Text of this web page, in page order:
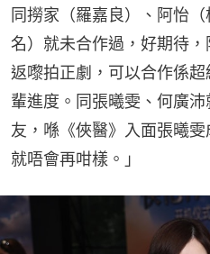
同撈家（羅嘉良）、阿怡
名）就未合作過，好期待
返嚟拍正劇，可以合作係
輩進度。同張曦雯、何廣
友，喺《俠醫》入面張曦
就唔會再咁樣。」